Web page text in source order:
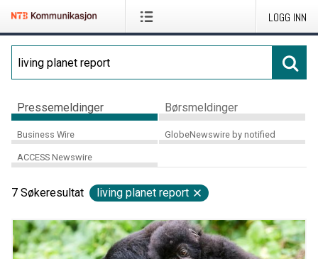
LOGG INN
Pressemeldinger Børsmeldinger
Business Wire GlobeNewswire by notified
ACCESS Newswire
7 Søkeresultat living planet report